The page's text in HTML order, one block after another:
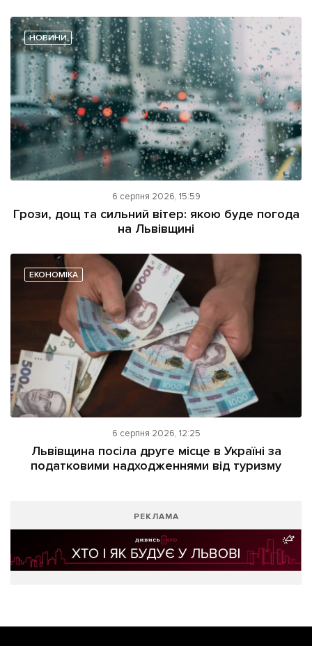
НОВИНИ
6 серпня 2026, 15:59
Грози, дощ та сильний вітер: якою буде погода
на Львівщині
ЕКОНОМІКА
6 серпня 2026, 12:25
Львівщина посіла друге місце в Україні за
податковими надходженнями від туризму
РЕКЛАМА